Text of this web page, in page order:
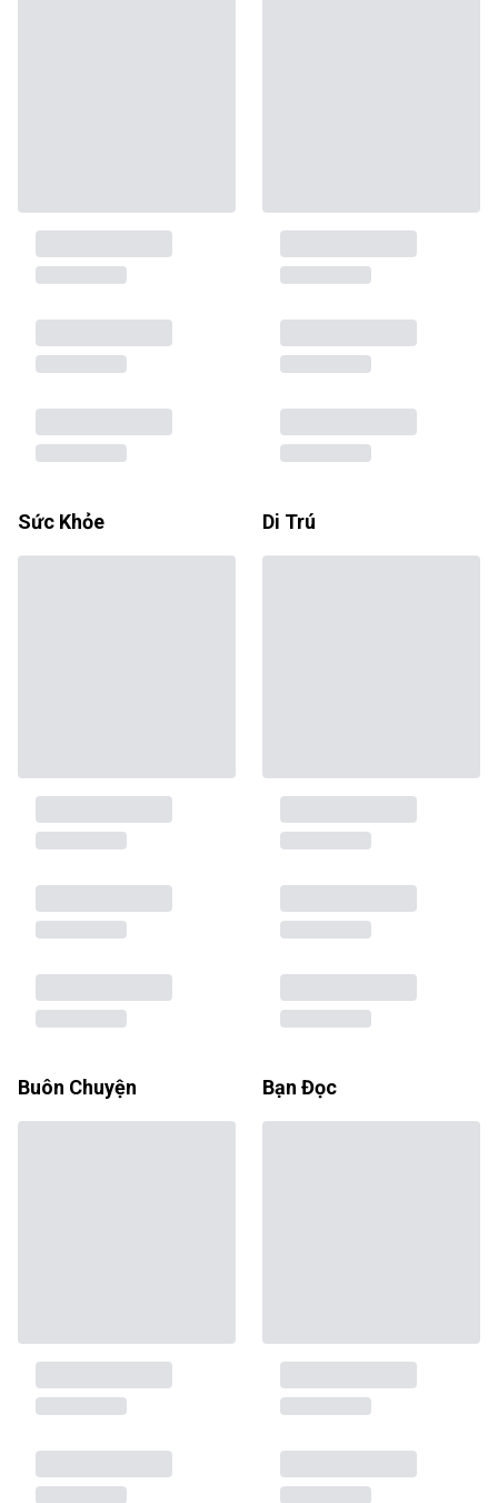
Sức Khỏe Di Trú
Buôn Chuyện Bạn Đọc